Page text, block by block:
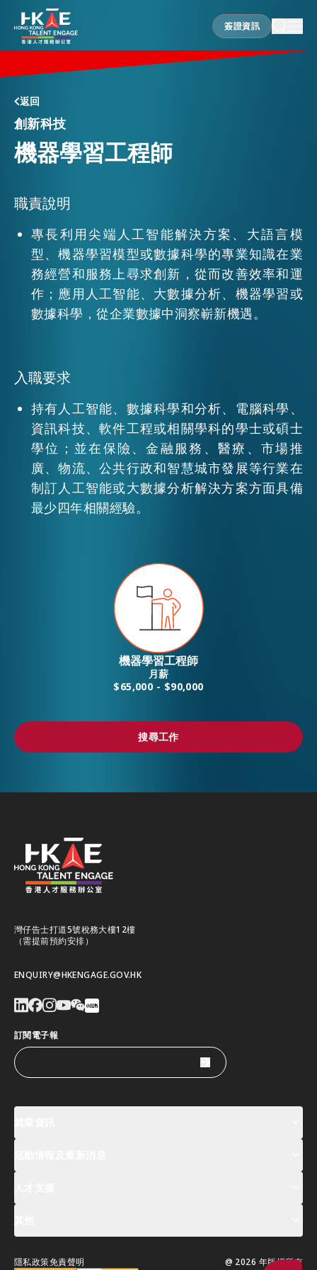
簽證資訊
簽證資訊
香港優勢
居港須知
人才支援
就業資訊
在港營商
最新消息
關於我們
常見問題
聯絡我們
EN
返回
創新科技
機器學習工程師
職責說明
專長利用尖端人工智能解決方案、大語言模
型、機器學習模型或數據科學的專業知識在業
務經營和服務上尋求創新，從而改善效率和運
作；應用人工智能、大數據分析、機器學習或
數據科學，從企業數據中洞察嶄新機遇。
入職要求
持有人工智能、數據科學和分析、電腦科學、
資訊科技、軟件工程或相關學科的學士或碩士
學位；並在保險、金融服務、醫療、市場推
廣、物流、公共行政和智慧城市發展等行業在
制訂人工智能或大數據分析解決方案方面具備
最少四年相關經驗。
機器學習工程師
月薪
$65,000 - $90,000
搜尋工作
搜尋工作
灣仔告士打道5號稅務大樓12樓
（需提前預約安排）
ENQUIRY@HKENGAGE.GOV.HK
訂閱電子報
薪酬指數
全球人才高峰會周
聯絡我們
支援服務
移居香港指南
隱私政策免責聲明 @ 2026 年版權所有